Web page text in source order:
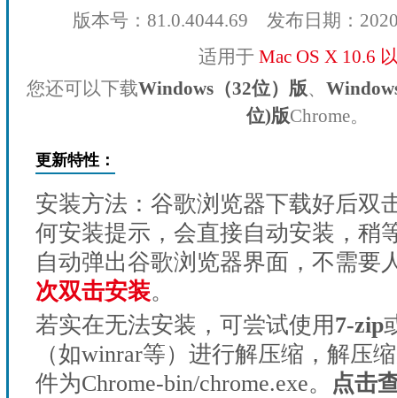
版本号：81.0.4044.69 发布日期：
适用于 Mac OS X 10.6
您还可以下载Windows（32位）版、
位)版Chrome。
更新特性：
安装方法：谷歌浏览器下载好后双
何安装提示，会直接自动安装，稍
自动弹出谷歌浏览器界面，不需要
次双击安装。
若实在无法安装，可尝试使用7-zip
（如winrar等）进行解压缩，解压
件为Chrome-bin/chrome.exe。
点击